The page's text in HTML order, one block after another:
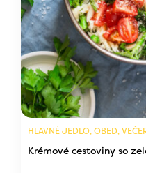
HLAVNÉ JEDLO, OBED,
Krémové cestoviny so